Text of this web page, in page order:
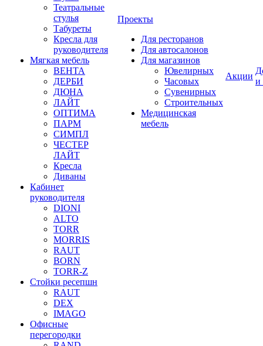
Театральные
стулья
Табуреты
Кресла для
руководителя
Мягкая мебель
ВЕНТА
ДЕРБИ
ДЮНА
ЛАЙТ
ОПТИМА
ПАРМ
СИМПЛ
ЧЕСТЕР
ЛАЙТ
Кресла
Диваны
Кабинет
руководителя
DIONI
ALTO
TORR
MORRIS
RAUT
BORN
TORR-Z
Стойки ресепшн
RAUT
DEX
IMAGO
Офисные
перегородки
Проекты
Для ресторанов
Для автосалонов
Для магазинов
Ювелирных
Часовых
Сувенирных
Строительных
Медицинская
мебель
Акции
и